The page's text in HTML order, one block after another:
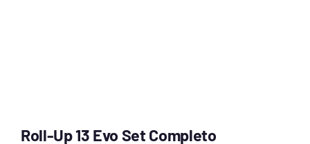
Roll-Up 13 Evo Set Completo